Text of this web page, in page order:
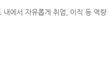
에서 자유롭게 취업, 이직 등 역량